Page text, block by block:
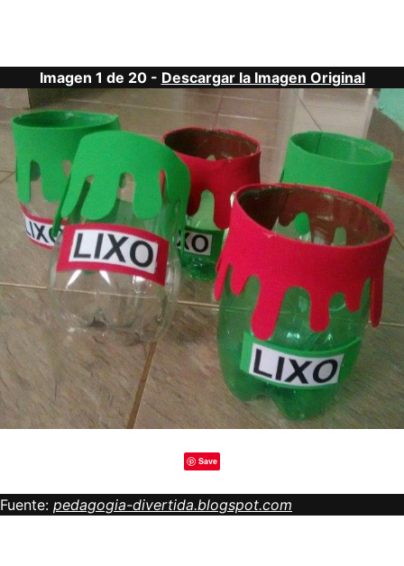
Imagen 1 de 20 - Descargar la Imagen Original
Save
Fuente: pedagogia-divertida.blogspot.com